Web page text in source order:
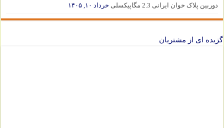
دوربین پلاک خوان ایرانی 2.3 مگاپیکسلی خرداد ۱۰, ۱۴۰۵
گزیده ای از مشتریان